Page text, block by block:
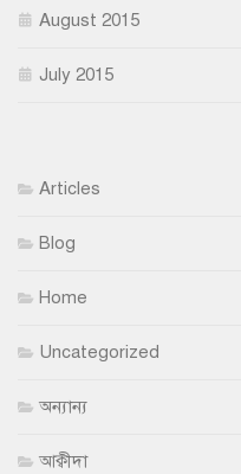
August 2015
July 2015
Articles
Blog
Home
Uncategorized
অন্যান্য
আক্বীদা